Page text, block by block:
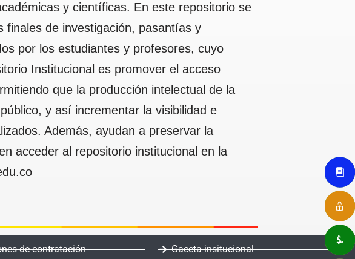
y científicas. En este repositorio se
finales de investigación, pasantías y
por los estudiantes y profesores, cuyo
Institucional es promover el acceso
que la producción intelectual de la
y así incrementar la visibilidad e
Además, ayudan a preservar la
acceder al repositorio institucional en la
de contratación Gaceta insitucional